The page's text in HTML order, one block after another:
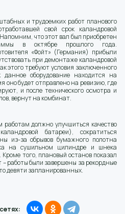
и трудоемких работ планового
свой срок каландровой
что этот вал был приобретен
в октябре прошлого года.
«Фойт» (Германия) прибыли
при демонтаже каландровой
этого требуют условия заключенного
оборудование находится на
оно будет отправлено на ревизию, где
и после технического осмотра и
вернут на комбинат.
должно улучшиться качество
батареи), сократиться
из-за обрывов бумажного полотна
на сушильном цилиндре и шнека
Кроме того, плановый останов показал
работы были завершены за рекордные
девяти запланированных.